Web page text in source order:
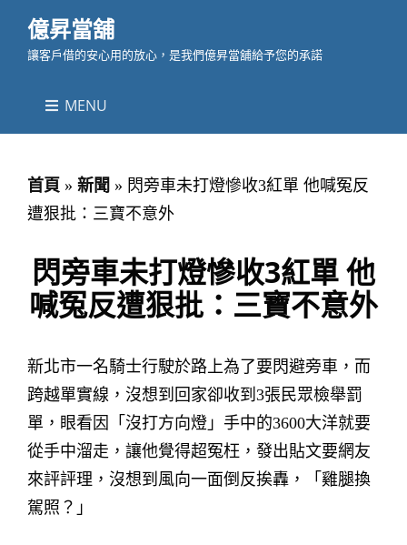
億昇當舖
讓客戶借的安心用的放心，是我們億昇當舖給予您的承諾
MENU
首頁 » 新聞 » 閃旁車未打燈慘收3紅單 他喊冤反
遭狠批：三寶不意外
閃旁車未打燈慘收3紅單 他
喊冤反遭狠批：三寶不意外
新北市一名騎士行駛於路上為了要閃避旁車，而
跨越單實線，沒想到回家卻收到3張民眾檢舉罰
單，眼看因「沒打方向燈」手中的3600大洋就要
從手中溜走，讓他覺得超冤枉，發出貼文要網友
來評評理，沒想到風向一面倒反挨轟，「雞腿換
駕照？」